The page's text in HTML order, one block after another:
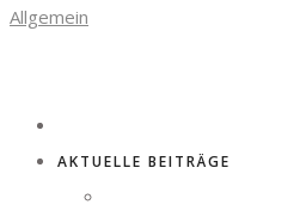
Allgemein
AKTUELLE BEITRÄGE